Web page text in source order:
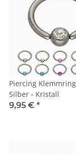
Piercing
Silber - Kristall
9,95 € *